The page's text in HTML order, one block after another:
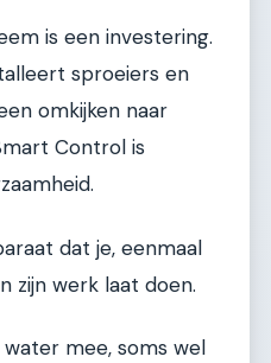
is een investering.
sproeiers en
omkijken naar
Control is
dat je, eenmaal
zijn werk laat doen.
mee, soms wel